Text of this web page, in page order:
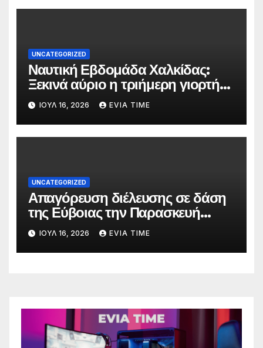
UNCATEGORIZED
Ναυτική Εβδομάδα Χαλκίδας:
Ξεκινά αύριο η τριήμερη γιορτή
στο όνομα της Αγίας Παρασκευής
ΙΟΎΛ 16, 2026 EVIA TIME
UNCATEGORIZED
Απαγόρευση διέλευσης σε δάση
της Εύβοιας την Παρασκευή
λόγω πολύ υψηλού κινδύνου
πυρκαγιάς
ΙΟΎΛ 16, 2026 EVIA TIME